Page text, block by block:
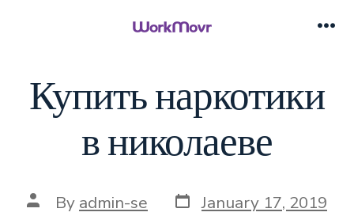
Купить наркотики
в николаеве
PostBy admin-se PostJanuary 17, 2019